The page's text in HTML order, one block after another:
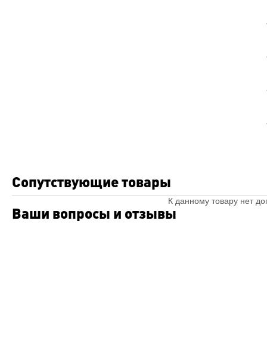
Сопутствующие товары
К данному товару нет
Ваши вопросы и отзывы